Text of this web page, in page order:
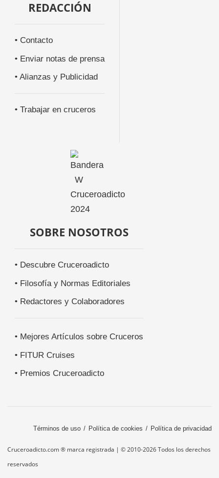
REDACCIÓN
• Contacto
• Enviar notas de prensa
• Alianzas y Publicidad
• Trabajar en cruceros
SOBRE NOSOTROS
• Descubre Cruceroadicto
• Filosofía y Normas Editoriales
• Redactores y Colaboradores
• Mejores Artículos sobre Cruceros
• FITUR Cruises
• Premios Cruceroadicto
Términos de uso Política de cookies Política de privacidad
Cruceroadicto.com ® marca registrada | © 2010-2026 Todos los derechos
reservados